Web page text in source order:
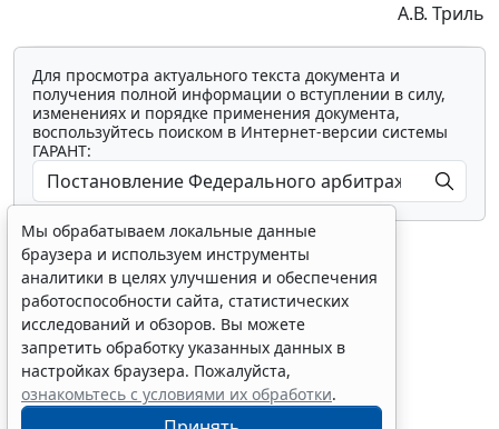
А.В. Триль
Для просмотра актуального текста документа и
получения полной информации о вступлении в силу,
изменениях и порядке применения документа,
воспользуйтесь поиском в Интернет-версии системы
ГАРАНТ:
Показать все материалы
Мы обрабатываем локальные данные
браузера и используем инструменты
аналитики в целях улучшения и обеспечения
работоспособности сайта, статистических
исследований и обзоров. Вы можете
запретить обработку указанных данных в
настройках браузера. Пожалуйста,
ознакомьтесь с условиями их обработки.